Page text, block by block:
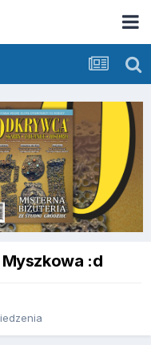
Myszkowa :d